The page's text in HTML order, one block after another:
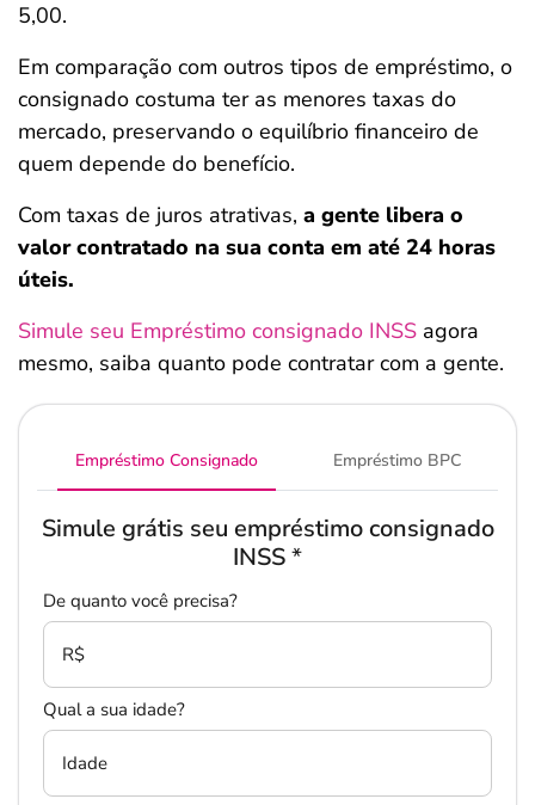
5,00.
Em comparação com outros tipos de empréstimo, o
consignado costuma ter as menores taxas do
mercado, preservando o equilíbrio financeiro de
quem depende do benefício.
Com taxas de juros atrativas, a gente libera o
valor contratado na sua conta em até 24 horas
úteis.
Simule seu Empréstimo consignado INSS agora
mesmo, saiba quanto pode contratar com a gente.
Empréstimo Consignado Empréstimo BPC
Simule grátis seu empréstimo consignado
INSS*
De quanto você precisa?
R$
Qual a sua idade?
Idade